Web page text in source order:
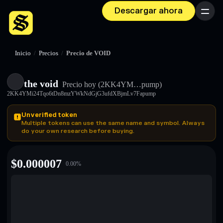
Descargar ahora Menú
Inicio / Precios / Precio de VOID
the void Precio hoy (2KK4YM…pump)
2KK4YMi24Tqo6tDn8mzYWkNdGjG3ufdXBjmLv7Fapump
Unverified token
Multiple tokens can use the same name and symbol. Always
do your own research before buying.
$0.000007 0.00%